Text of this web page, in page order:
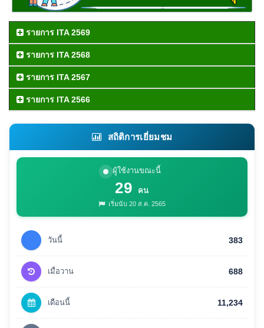
รายการ ITA 2569
รายการ ITA 2568
รายการ ITA 2567
รายการ ITA 2566
สถิติการเยี่ยมชม
ผู้ใช้งานขณะนี้
29 คน
เริ่มนับ 20 ส.ค. 2565
วันนี้ 383
เมื่อวาน 688
เดือนนี้ 11,234